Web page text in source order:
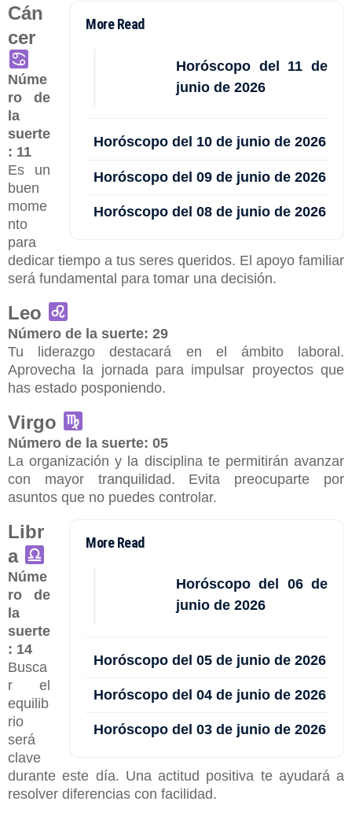
More Read
Horóscopo del 11 de
junio de 2026
Horóscopo del 10 de junio de 2026
Horóscopo del 09 de junio de 2026
Horóscopo del 08 de junio de 2026
Cán
cer
Núme
ro de
la
suerte
: 11
Es un
buen
mome
nto
para
dedicar tiempo a tus seres queridos. El apoyo familiar
será fundamental para tomar una decisión.
Leo
Número de la suerte: 29
Tu liderazgo destacará en el ámbito laboral.
Aprovecha la jornada para impulsar proyectos que
has estado posponiendo.
Virgo
Número de la suerte: 05
La organización y la disciplina te permitirán avanzar
con mayor tranquilidad. Evita preocuparte por
asuntos que no puedes controlar.
More Read
Horóscopo del 06 de
junio de 2026
Horóscopo del 05 de junio de 2026
Horóscopo del 04 de junio de 2026
Horóscopo del 03 de junio de 2026
Libr
a
Núme
ro de
la
suerte
: 14
Busca
r el
equilib
rio
será
clave
durante este día. Una actitud positiva te ayudará a
resolver diferencias con facilidad.